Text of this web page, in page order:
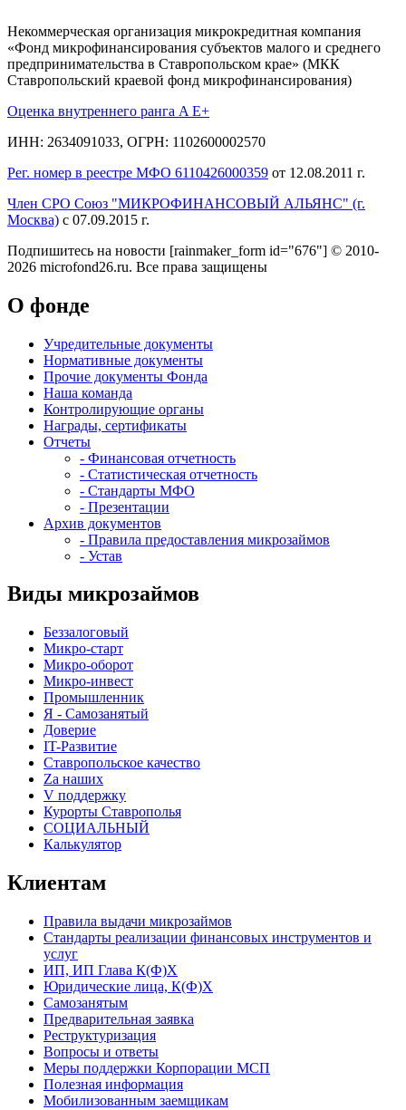
Некоммерческая организация микрокредитная компания
«Фонд микрофинансирования субъектов малого и среднего
предпринимательства в Ставропольском крае» (МКК
Ставропольский краевой фонд микрофинансирования)
Оценка внутреннего ранга A E+
ИНН: 2634091033, ОГРН: 1102600002570
Рег. номер в реестре МФО 6110426000359 от 12.08.2011 г.
Член СРО Союз "МИКРОФИНАНСОВЫЙ АЛЬЯНС" (г.
Москва) с 07.09.2015 г.
Подпишитесь на новости [rainmaker_form id="676"] © 2010-
2026 microfond26.ru. Все права защищены
О фонде
Учредительные документы
Нормативные документы
Прочие документы Фонда
Наша команда
Контролирующие органы
Награды, сертификаты
Отчеты
- Финансовая отчетность
- Статистическая отчетность
- Стандарты МФО
- Презентации
Архив документов
- Правила предоставления микрозаймов
- Устав
Виды микрозаймов
Беззалоговый
Микро-старт
Микро-оборот
Микро-инвест
Промышленник
Я - Самозанятый
Доверие
IT-Развитие
Ставропольское качество
Za наших
V поддержку
Курорты Ставрополья
СОЦИАЛЬНЫЙ
Калькулятор
Клиентам
Правила выдачи микрозаймов
Стандарты реализации финансовых инструментов и
услуг
ИП, ИП Глава К(Ф)Х
Юридические лица, К(Ф)Х
Самозанятым
Предварительная заявка
Реструктуризация
Вопросы и ответы
Меры поддержки Корпорации МСП
Полезная информация
Мобилизованным заемщикам